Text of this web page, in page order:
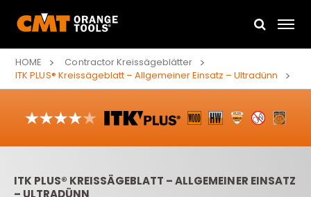
HOME
Contractor Kreissägeblätter
ITK PLUS® Kreissägeblatt – Allgemeiner Einsatz – Ultradünn
ITK PLUS® KREISSÄGEBLATT – ALLGEMEINER EINSATZ
– ULTRADÜNN